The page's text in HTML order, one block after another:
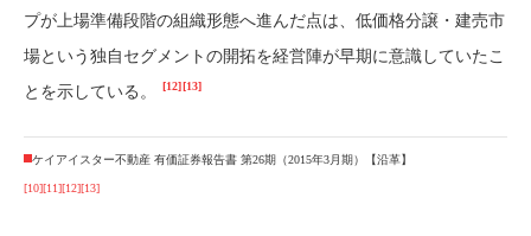
プが上場準備段階の組織形態へ進んだ点は、低価格分譲・建売市
場という独自セグメントの開拓を経営陣が早期に意識していたこ
とを示している。
[12][13]
ケイアイスター不動産 有価証券報告書 第26期（2015年3月期）【沿革】
[10][11][12][13]